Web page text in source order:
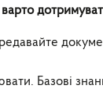
Базові